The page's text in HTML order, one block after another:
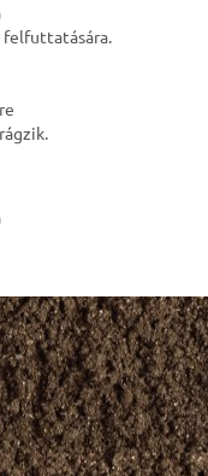
felfuttatására.